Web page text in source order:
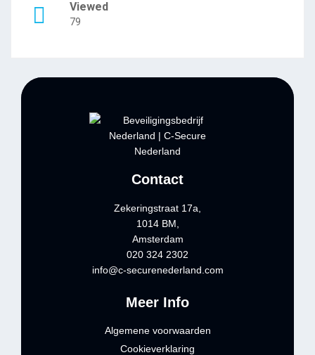
Viewed
79
Contact
Zekeringstraat 17a,
1014 BM,
Amsterdam
020 324 2302
info@c-securenederland.com
Meer Info
Algemene voorwaarden
Cookieverklaring